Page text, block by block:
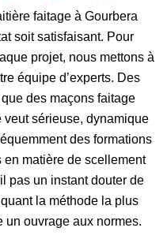
faitage à Gourbera
soit satisfaisant. Pour
projet, nous mettons à
équipe d’experts. Des
des maçons faitage
sérieuse, dynamique
des formations
matière de scellement
pas un instant douter de
la méthode la plus
un ouvrage aux normes.